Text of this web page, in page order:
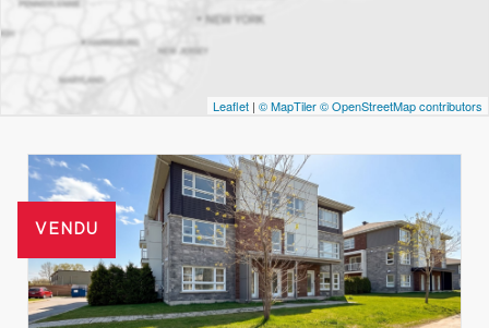
Leaflet | © MapTiler© OpenStreetMap contributors
VENDU